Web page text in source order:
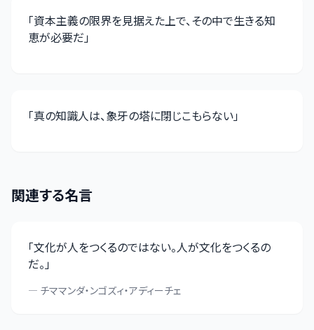
「資本主義の限界を見据えた上で、その中で生きる知
恵が必要だ」
「真の知識人は、象牙の塔に閉じこもらない」
関連する名言
「文化が人をつくるのではない。人が文化をつくるの
だ。」
— チママンダ・ンゴズィ・アディーチェ